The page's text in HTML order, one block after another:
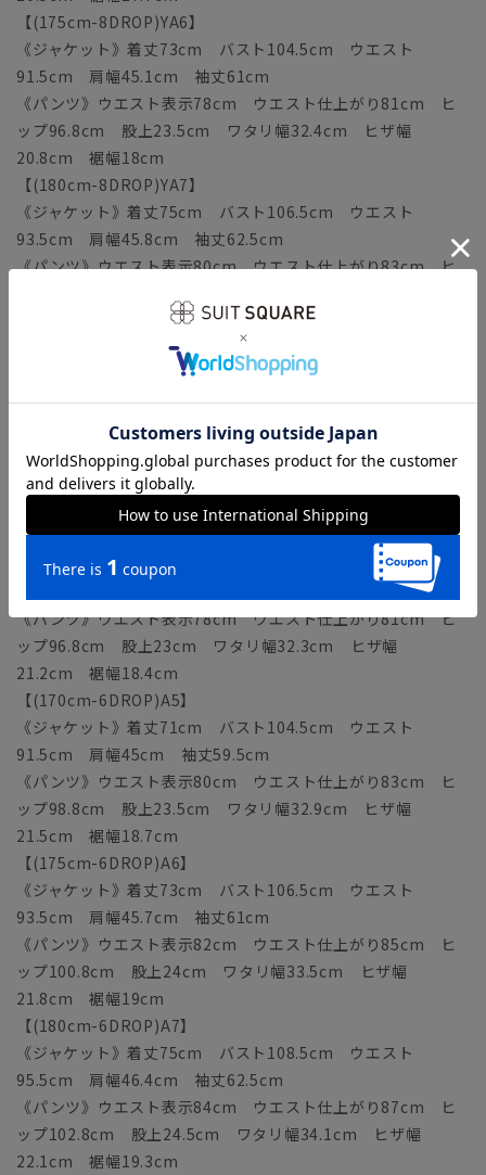
【(175cm-8DROP)YA6】
《ジャケット》着丈73cm バスト104.5cm ウエスト
91.5cm 肩幅45.1cm 袖丈61cm
《パンツ》ウエスト表示78cm ウエスト仕上がり81cm ヒ
ップ96.8cm 股上23.5cm ワタリ幅32.4cm ヒザ幅
20.8cm 裾幅18cm
【(180cm-8DROP)YA7】
《ジャケット》着丈75cm バスト106.5cm ウエスト
93.5cm 肩幅45.8cm 袖丈62.5cm
《パンツ》ウエスト表示80cm ウエスト仕上がり83cm ヒ
【(160cm-6DROP)A3】
《ジャケット》着丈67cm バスト100.5cm ウエスト
87.5cm 肩幅43.6cm 袖丈56.5cm
《パンツ》ウエスト表示76cm ウエスト仕上がり79cm ヒ
ップ94.8cm 股上22.5cm ワタリ幅31.7cm ヒザ幅
20.9cm 裾幅18.1cm
【(165cm-6DROP)A4】
《ジャケット》着丈69cm バスト102.5cm ウエスト
《パンツ》ウエスト表示78cm ウエスト仕上がり81cm ヒ
ップ96.8cm 股上23cm ワタリ幅32.3cm ヒザ幅
21.2cm 裾幅18.4cm
【(170cm-6DROP)A5】
《ジャケット》着丈71cm バスト104.5cm ウエスト
91.5cm 肩幅45cm 袖丈59.5cm
《パンツ》ウエスト表示80cm ウエスト仕上がり83cm ヒ
ップ98.8cm 股上23.5cm ワタリ幅32.9cm ヒザ幅
21.5cm 裾幅18.7cm
【(175cm-6DROP)A6】
《ジャケット》着丈73cm バスト106.5cm ウエスト
93.5cm 肩幅45.7cm 袖丈61cm
《パンツ》ウエスト表示82cm ウエスト仕上がり85cm ヒ
ップ100.8cm 股上24cm ワタリ幅33.5cm ヒザ幅
21.8cm 裾幅19cm
【(180cm-6DROP)A7】
《ジャケット》着丈75cm バスト108.5cm ウエスト
95.5cm 肩幅46.4cm 袖丈62.5cm
《パンツ》ウエスト表示84cm ウエスト仕上がり87cm ヒ
ップ102.8cm 股上24.5cm ワタリ幅34.1cm ヒザ幅
22.1cm 裾幅19.3cm